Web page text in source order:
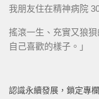
我朋友住在精神病院
搖滾一生、充實又狼
自己喜歡的樣子。」
認識永續發展，鎖定專欄